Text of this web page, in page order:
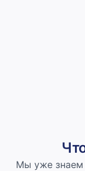
Мы уже знаем